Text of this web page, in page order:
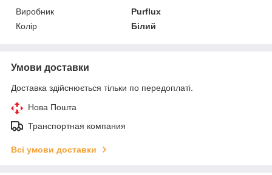
Виробник
Purflux
Колір
Білий
Умови доставки
Доставка здійснюється тільки по передоплаті.
Нова Пошта
Транспортная компания
Всі умови доставки